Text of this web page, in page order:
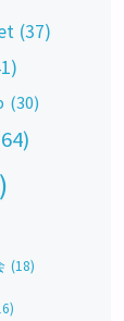
(37)
(30)
(18)